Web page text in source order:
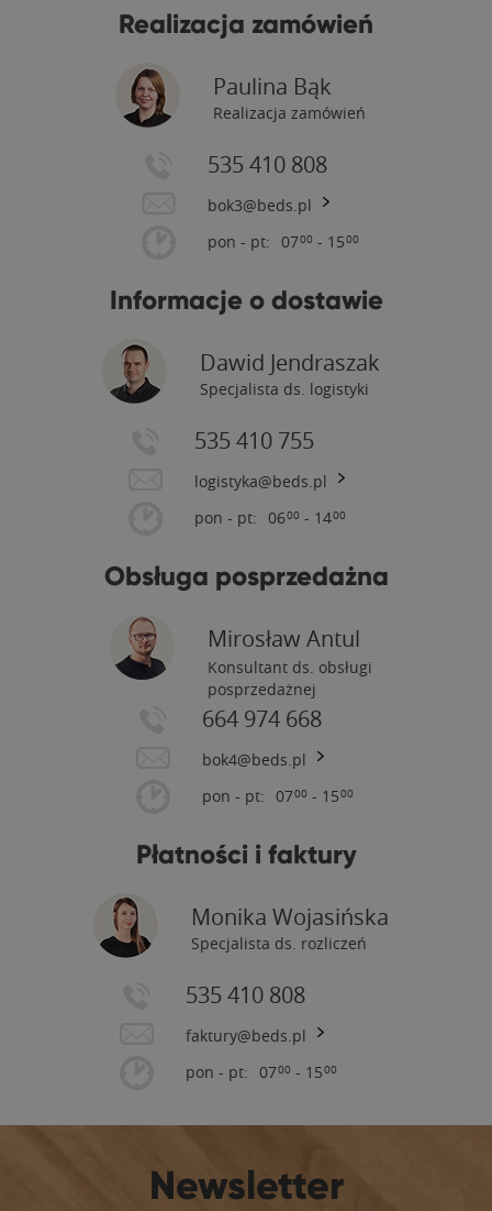
Realizacja zamówień
Paulina Bąk
Realizacja zamówień
535 410 808
bok3@beds.pl
pon - pt: 0700 - 1500
Informacje o dostawie
Dawid Jendraszak
Specjalista ds. logistyki
535 410 755
logistyka@beds.pl
pon - pt: 0600 - 1400
Obsługa posprzedażna
Mirosław Antul
Konsultant ds. obsługi
posprzedażnej
664 974 668
bok4@beds.pl
pon - pt: 0700 - 1500
Płatności i faktury
Monika Wojasińska
Specjalista ds. rozliczeń
535 410 808
faktury@beds.pl
pon - pt: 0700 - 1500
Newsletter